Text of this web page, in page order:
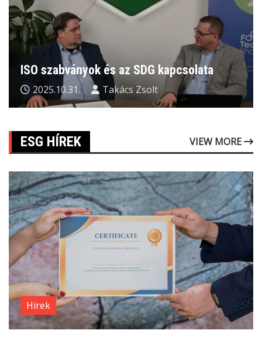
ISO szabványok és az SDG kapcsolata
2025.10.31. Takács Zsolt
ESG HÍREK VIEW MORE
Hírek